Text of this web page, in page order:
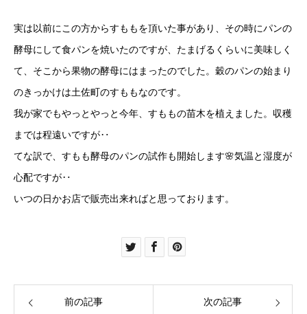
実は以前にこの方からすももを頂いた事があり、その時にパンの
酵母にして食パンを焼いたのですが、たまげるくらいに美味しく
て、そこから果物の酵母にはまったのでした。穀のパンの始まり
のきっかけは土佐町のすももなのです。
我が家でもやっとやっと今年、すももの苗木を植えました。収穫
までは程遠いですが‥
てな訳で、すもも酵母のパンの試作も開始します🌸気温と湿度が
心配ですが‥
いつの日かお店で販売出来ればと思っております。
前の記事 次の記事